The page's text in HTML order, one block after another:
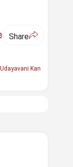
Share
Kan